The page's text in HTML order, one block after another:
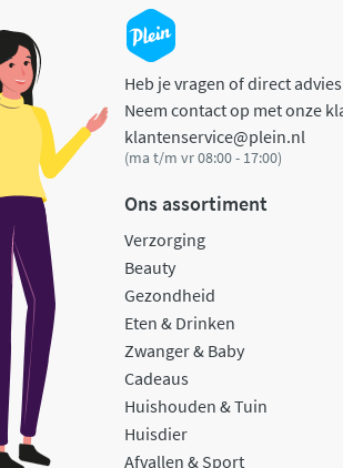
Heb je vragen of direct
Neem contact op met onze
klantenservice@plein.nl
(ma t/m vr 08:00 - 17:00)
Ons assortiment
Verzorging
Beauty
Gezondheid
Eten & Drinken
Zwanger & Baby
Cadeaus
Huishouden & Tuin
Huisdier
Afvallen & Sport